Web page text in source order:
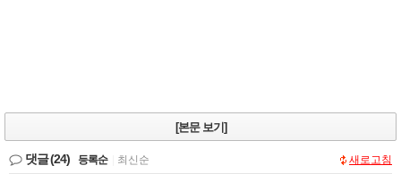
[본문 보기]
댓글(24) 등록순 최신순 새로고침